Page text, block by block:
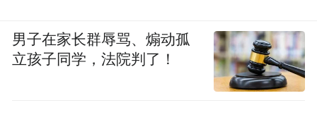
男子在家长群辱骂、煽动孤
立孩子同学，法院判了！